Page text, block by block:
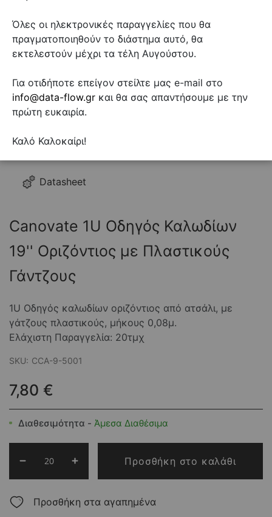
Datasheet
Canovate 1U Οδηγός Καλωδίων
19'' Οριζόντιος με Πλαστικούς
Γάντζους
1U Οδηγός καλωδίων οριζόντιος από ατσάλι, με
γάτζους πλαστικούς, μήκους 0,08μ.
Ελάχιστη Παραγγελία: 20τμχ
SKU: CCA-9-5001
7,80 €
Διαθεσιμότητα - Άμεσα Διαθέσιμα
Προσθήκη στο καλάθι
Προσθήκη στα αγαπημένα
Όλες οι ηλεκτρονικές παραγγελίες που θα
πραγματοποιηθούν το διάστημα αυτό, θα
εκτελεστούν μέχρι τα τέλη Αυγούστου.
Για οτιδήποτε επείγον στείλτε μας e-mail στο
info@data-flow.gr και θα σας απαντήσουμε με την
πρώτη ευκαιρία.
Καλό Καλοκαίρι!